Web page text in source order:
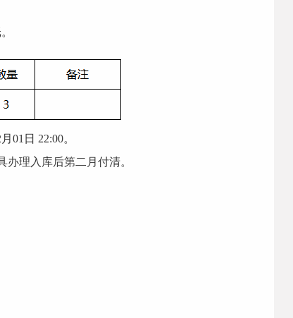
月 01 日 22:00。
办理入库后第二月付清。